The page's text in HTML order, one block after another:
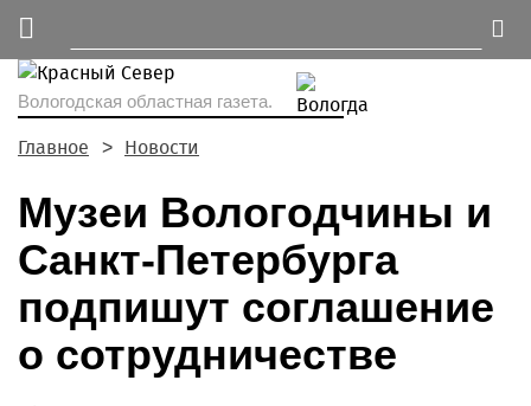
Вологодская областная газета.
Главное Новости
Музеи Вологодчины и
Санкт-Петербурга
подпишут соглашение
о сотрудничестве